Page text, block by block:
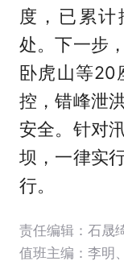
度，已累
处。下一步
卧虎山等20
控，错峰泄
安全。针对
坝，一律实
行。
责任编辑：石晟
值班主编： 李明 、